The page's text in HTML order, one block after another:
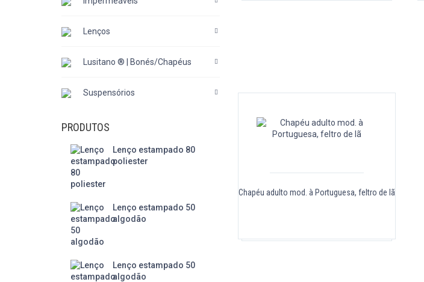
Chapéu adulto mod. à Portuguesa, feltro de lã
Lenços
Lusitano ® | Bonés/Chapéus
Suspensórios
PRODUTOS
Lenço estampado 80
poliester
Lenço estampado 50
algodão
Lenço estampado 50
algodão